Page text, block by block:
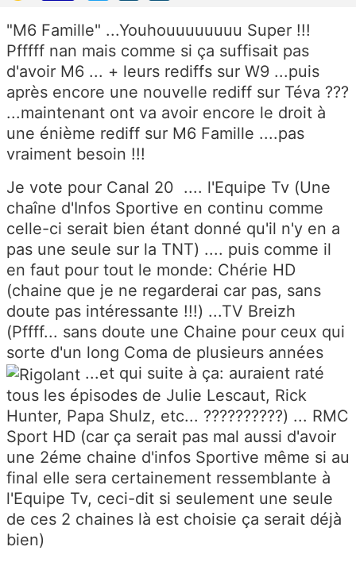
"M6 Famille" ...Youhouuuuuuuu Super !!!
Pfffff nan mais comme si ça suffisait pas
d'avoir M6 ... + leurs rediffs sur W9 ...puis
après encore une nouvelle rediff sur Téva ???
...maintenant ont va avoir encore le droit à
une énième rediff sur M6 Famille ....pas
vraiment besoin !!!
Je vote pour Canal 20 .... l'Equipe Tv (Une
chaîne d'Infos Sportive en continu comme
celle-ci serait bien étant donné qu'il n'y en a
pas une seule sur la TNT) .... puis comme il
en faut pour tout le monde: Chérie HD
(chaine que je ne regarderai car pas, sans
doute pas intéressante !!!) ...TV Breizh
(Pffff... sans doute une Chaine pour ceux qui
sorte d'un long Coma de plusieurs années
...et qui suite à ça: auraient raté
tous les épisodes de Julie Lescaut, Rick
Hunter, Papa Shulz, etc... ??????????) ... RMC
Sport HD (car ça serait pas mal aussi d'avoir
une 2éme chaine d'infos Sportive même si au
final elle sera certainement ressemblante à
l'Equipe Tv, ceci-dit si seulement une seule
de ces 2 chaines là est choisie ça serait déjà
bien)